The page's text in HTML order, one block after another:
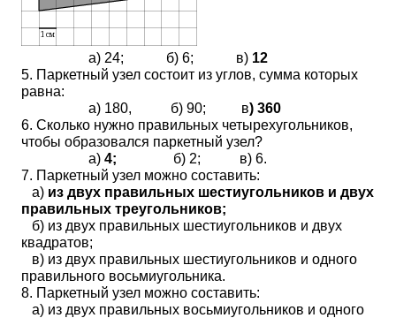
а) 24; б) 6; в) 12
5. Паркетный узел состоит из углов, сумма которых
равна:
а) 180, б) 90; в) 360
6. Сколько нужно правильных четырехугольников,
чтобы образовался паркетный узел?
а) 4; б) 2; в) 6.
7. Паркетный узел можно составить:
а) из двух правильных шестиугольников и двух
правильных треугольников;
б) из двух правильных шестиугольников и двух
квадратов;
в) из двух правильных шестиугольников и одного
правильного восьмиугольника.
8. Паркетный узел можно составить:
а) из двух правильных восьмиугольников и одного